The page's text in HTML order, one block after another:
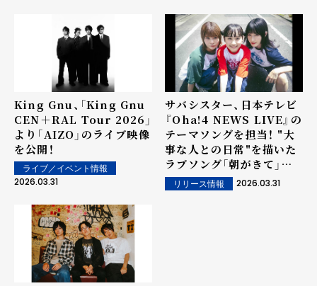
King Gnu、「King Gnu
CEN＋RAL Tour 2026」
より「AIZO」のライブ映像
を公開！
ライブ／イベント情報
2026.03.31
サバシスター、日本テレビ
『Oha!4 NEWS LIVE』の
テーマソングを担当！ "大
事な人との日常"を描いた
ラブソング「朝がきて」を4
月1日配信リリース！（コメ
ントあり）
リリース情報 2026.03.31